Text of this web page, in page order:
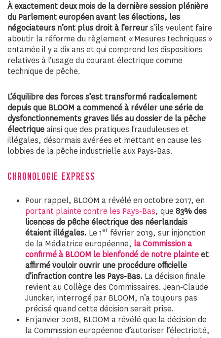
À exactement deux mois de la dernière session plénière
du Parlement européen avant les élections, les
négociateurs n’ont plus droit à l’erreurs’ils veulent faire
aboutir la réforme du règlement « Mesures techniques »
entamée il y a dix ans et qui comprend les dispositions
relatives à l’usage du courant électrique comme
technique de pêche.
L’équilibre des forces s’est transformé radicalement
depuis que BLOOM a commencé à révéler une série de
dysfonctionnements graves liés au dossier de la pêche
électriqueainsi que des pratiques frauduleuses et
illégales, désormais avérées et mettant en cause les
lobbies de la pêche industrielle aux Pays-Bas.
CHRONOLOGIE EXPRESS
Pour rappel, BLOOM a révélé en octobre 2017, en
portant plainte contre les Pays-Bas, que 83% des
licences de pêche électrique des néerlandais
étaient illégales. Le 1er février 2019, sur injonction
de la Médiatrice européenne, la Commission a
confirmé à BLOOM le bienfondé de notre plainteet
affirmé vouloir ouvrir une procédure officielle
d’infraction contre les Pays-Bas. La décision finale
revient au Collège des Commissaires. Jean-Claude
Juncker, interrogé par BLOOM, n’a toujours pas
précisé quand cette décision serait prise.
En janvier 2018, BLOOM a révélé que la décision de
la Commission européenne d’autoriser l’électricité,